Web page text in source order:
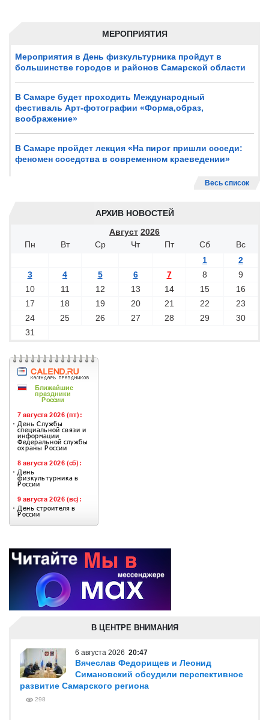
МЕРОПРИЯТИЯ
Мероприятия в День физкультурника пройдут в
большинстве городов и районов Самарской области
В Самаре будет проходить Международный
фестиваль Арт-фотографии «Форма,образ,
воображение»
В Самаре пройдет лекция «На пирог пришли соседи:
феномен соседства в современном краеведении»
Весь список
АРХИВ НОВОСТЕЙ
Август 2026
Пн
Вт Ср Чт Пт Сб
Вс
1
2
3
4 5 6 7 8
9
10
11 12 13 14 15
16
17
18 19 20 21 22
23
24
25 26 27 28 29
30
31
В ЦЕНТРЕ ВНИМАНИЯ
6 августа 2026 20:47
Вячеслав Федорищев и Леонид
Симановский обсудили перспективное
развитие Самарского региона
298